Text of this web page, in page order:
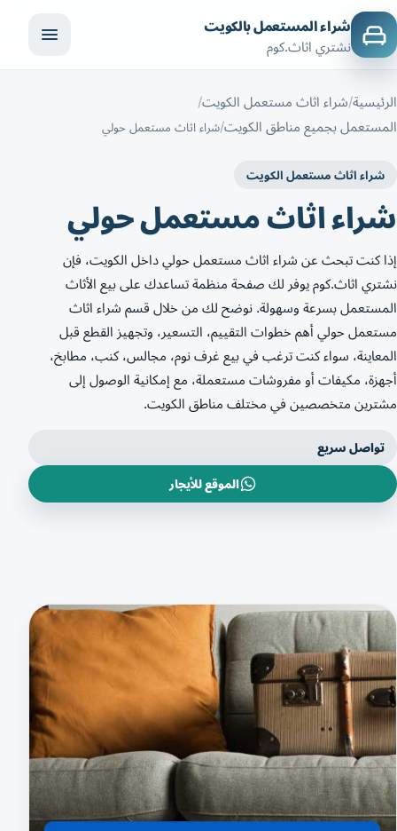
شراء المستعمل بالكويت
نشتري اثاث.كوم
الرئيسية شراء اثاث مستعمل الكويت
المستعمل بجميع مناطق الكويت شراء اثاث مستعمل حولي
شراء اثاث مستعمل الكويت
شراء اثاث مستعمل حولي
إذا كنت تبحث عن شراء اثاث مستعمل حولي داخل الكويت، فإن
نشتري اثاث.كوم يوفر لك صفحة منظمة تساعدك على بيع الأثاث
المستعمل بسرعة وسهولة. نوضح لك من خلال قسم شراء اثاث
مستعمل حولي أهم خطوات التقييم، التسعير، وتجهيز القطع قبل
المعاينة، سواء كنت ترغب في بيع غرف نوم، مجالس، كنب، مطابخ،
أجهزة، مكيفات أو مفروشات مستعملة، مع إمكانية الوصول إلى
مشترين متخصصين في مختلف مناطق الكويت.
تواصل سريع
الموقع للأيجار